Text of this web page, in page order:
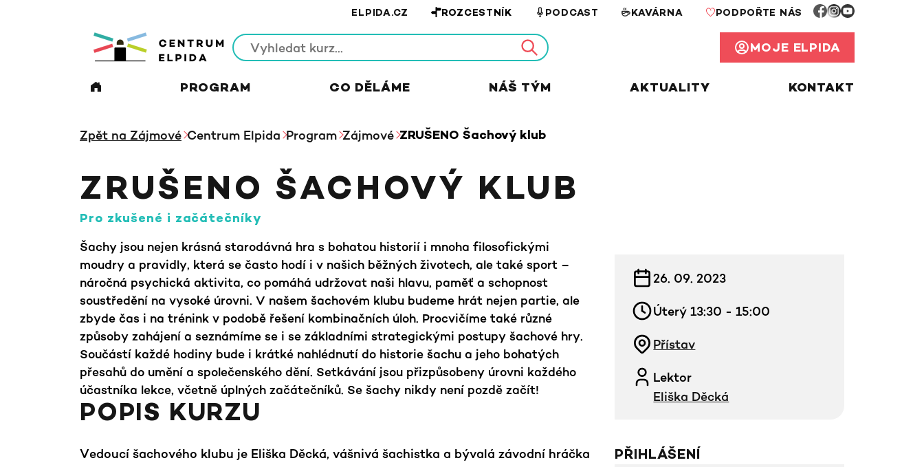
ELPIDA.CZ ROZCESTNÍK PODCAST KAVÁRNA PODPOŘTE NÁS
MOJE ELPIDA
PROGRAM CO DĚLÁME NÁŠ TÝM AKTUALITY KONTAKT
Zpět na Zájmové Centrum Elpida Program Zájmové ZRUŠENO Šachový klub
ZRUŠENO ŠACHOVÝ KLUB
pro zkušené i začátečníky
Šachy jsou nejen krásná starodávná hra s bohatou historií i mnoha filosofickými
moudry a pravidly, která se často hodí i v našich běžných životech, ale také sport –
náročná psychická aktivita, co pomáhá udržovat naši hlavu, paměť a schopnost
soustředění na vysoké úrovni. V našem šachovém klubu budeme hrát nejen partie, ale
zbyde čas i na trénink v podobě řešení kombinačních úloh. Procvičíme také různé
způsoby zahájení a seznámíme se i se základními strategickými postupy šachové hry.
Součástí každé hodiny bude i krátké nahlédnutí do historie šachu a jeho bohatých
přesahů do umění a společenského dění. Setkávání jsou přizpůsobeny úrovni každého
účastníka lekce, včetně úplných začátečníků. Se šachy nikdy není pozdě začít!
POPIS KURZU
Vedoucí šachového klubu je Eliška Děcká, vášnivá šachistka a bývalá závodní hráčka
26. 09. 2023
Úterý 13:30 - 15:00
Přístav
Lektor
Eliška Děcká
PŘIHLÁŠENÍ